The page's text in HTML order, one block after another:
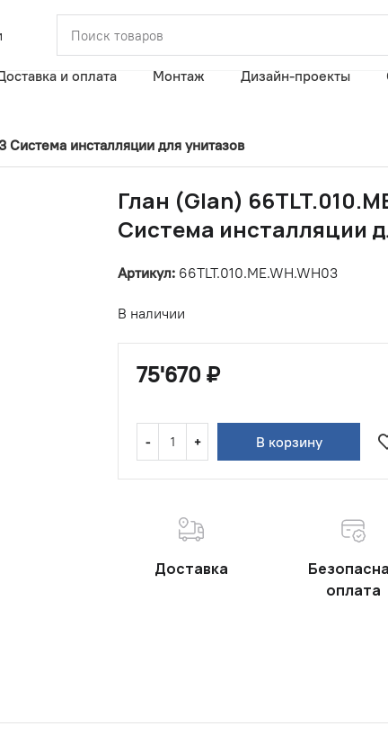
и оплата Монтаж Дизайн-проекты
Система инсталляции для унитазов
Глан (Glan)
Система инсталляции
Артикул: 66TLT.010.ME.WH.WH03
В наличии
75'670 ₽
В корзину
Доставка
оплата